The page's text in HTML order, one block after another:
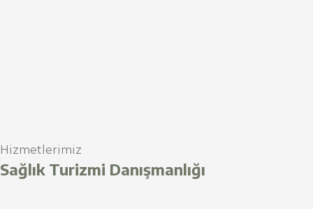
Hizmetlerimiz
Sağlık Turizmi Danışmanlığı